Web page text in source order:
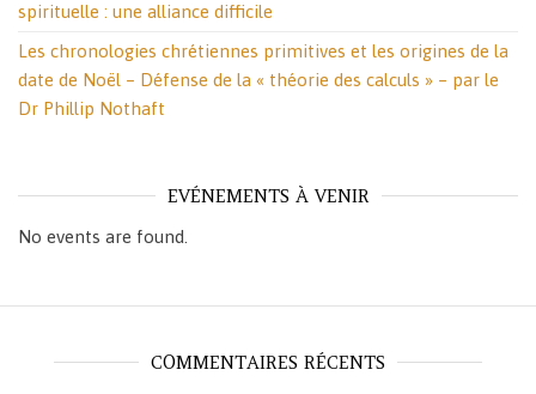
spirituelle : une alliance difficile
Les chronologies chrétiennes primitives et les origines de la
date de Noël – Défense de la « théorie des calculs » – par le
Dr Phillip Nothaft
EVÉNEMENTS À VENIR
No events are found.
COMMENTAIRES RÉCENTS